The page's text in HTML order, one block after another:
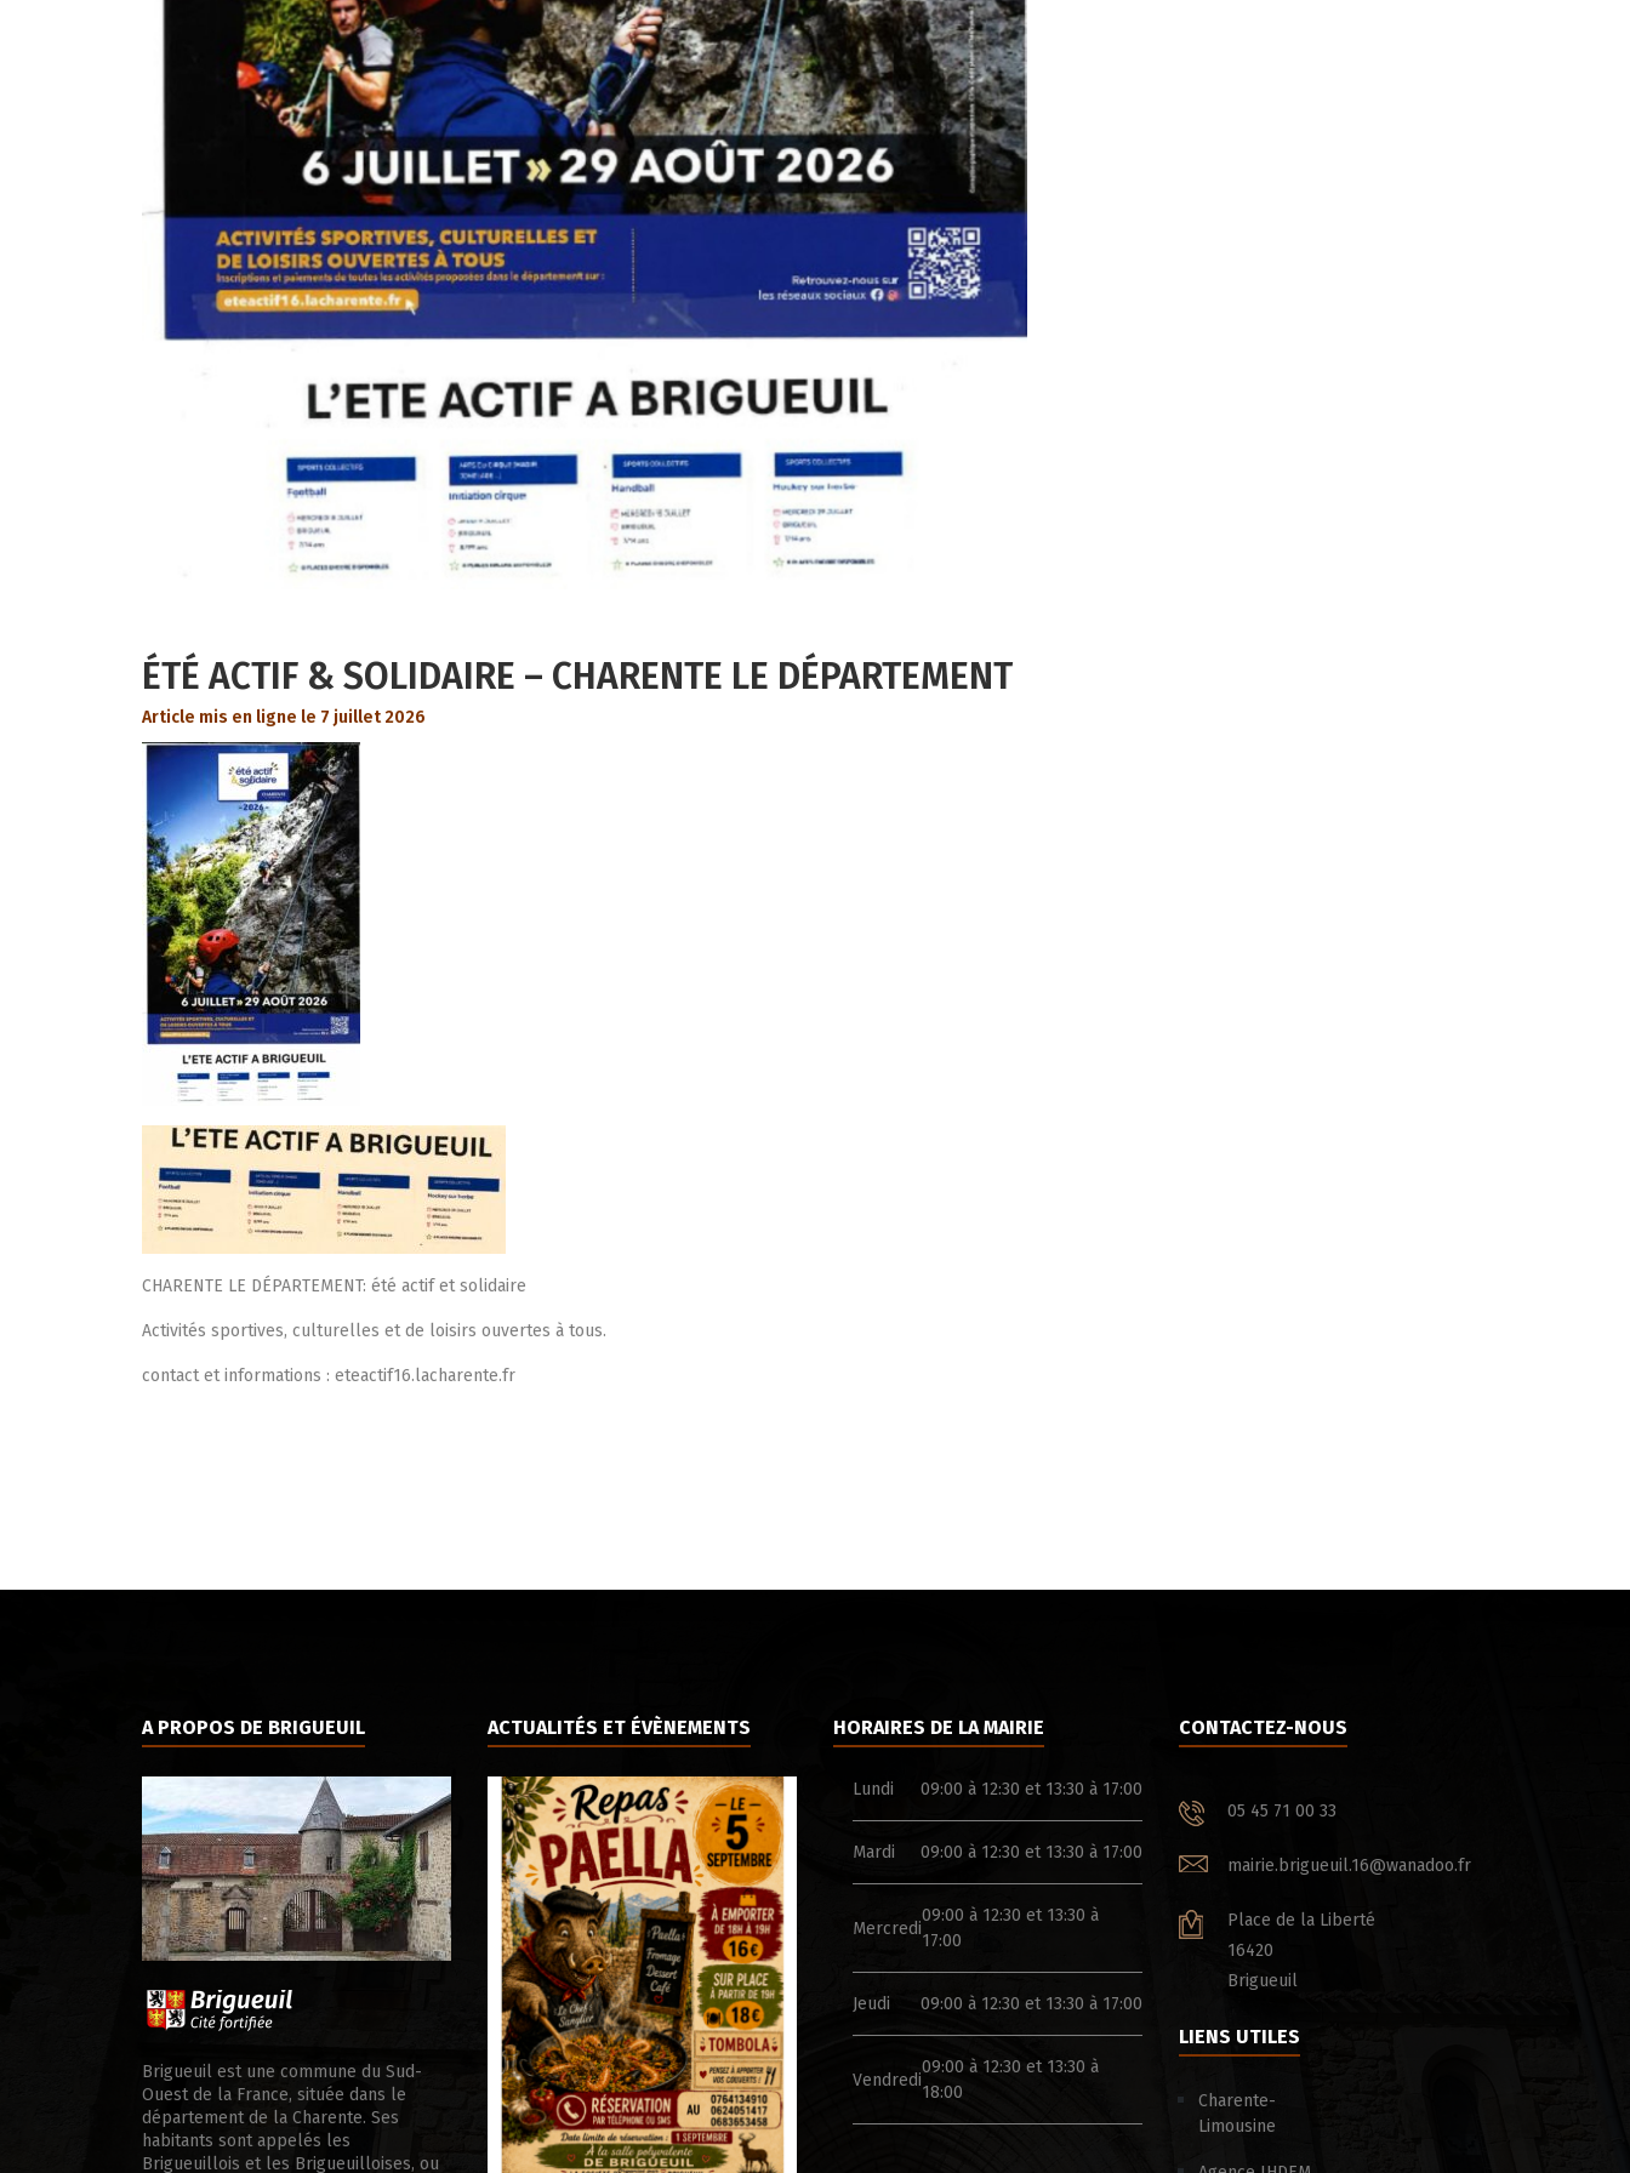
ÉTÉ ACTIF & SOLIDAIRE – CHARENTE LE DÉPARTEMENT
Article mis en ligne le 7 juillet 2026
CHARENTE LE DÉPARTEMENT: été actif et solidaire
Activités sportives, culturelles et de loisirs ouvertes à tous.
contact et informations : eteactif16.lacharente.fr
A PROPOS DE BRIGUEUIL
Brigueuil est une commune du Sud-
Ouest de la France, située dans le
département de la Charente. Ses
habitants sont appelés les
Brigueuillois et les Brigueuilloises, ou
ACTUALITÉS ET ÉVÈNEMENTS HORAIRES DE LA MAIRIE
Lundi 09:00 à 12:30 et 13:30 à 17:00
Mardi 09:00 à 12:30 et 13:30 à 17:00
Mercredi
09:00 à 12:30 et 13:30 à
17:00
Jeudi 09:00 à 12:30 et 13:30 à 17:00
Vendredi
09:00 à 12:30 et 13:30 à
18:00
CONTACTEZ-NOUS
05 45 71 00 33
mairie.brigueuil.16@wanadoo.fr
Place de la Liberté
16420
Brigueuil
LIENS UTILES
Charente-
Limousine